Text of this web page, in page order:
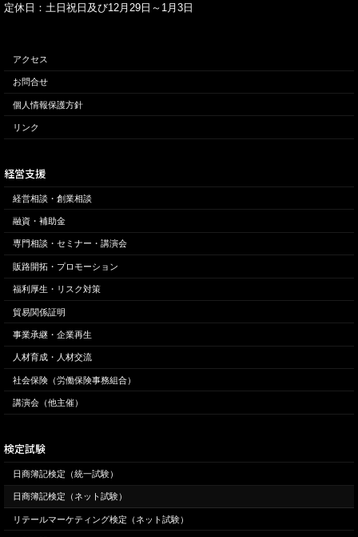
定休日：土日祝日及び12月29日～1月3日
アクセス
お問合せ
個人情報保護方針
リンク
経営支援
経営相談・創業相談
融資・補助金
専門相談・セミナー・講演会
販路開拓・プロモーション
福利厚生・リスク対策
貿易関係証明
事業承継・企業再生
人材育成・人材交流
社会保険（労働保険事務組合）
講演会（他主催）
検定試験
日商簿記検定（統一試験）
日商簿記検定（ネット試験）
リテールマーケティング検定（ネット試験）